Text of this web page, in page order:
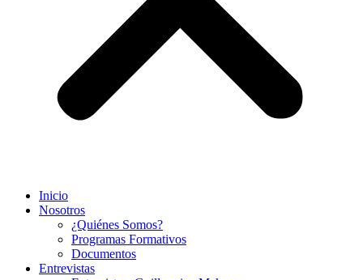
Inicio
Nosotros
¿Quiénes Somos?
Programas Formativos
Documentos
Entrevistas